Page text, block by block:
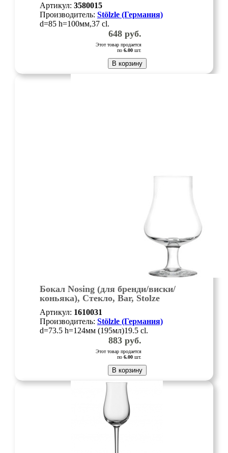
Артикул: 3580015
Производитель: Stölzle (Германия)
d=85 h=100мм,37 cl.
648руб.
Этот товар продается
по 6.00шт.
В корзину
Бокал Nosing (для бренди/виски/
коньяка), Стекло, Bar, Stolze
Артикул: 1610031
Производитель: Stölzle (Германия)
d=73.5 h=124мм (195мл)19.5 cl.
883руб.
Этот товар продается
по 6.00шт.
В корзину